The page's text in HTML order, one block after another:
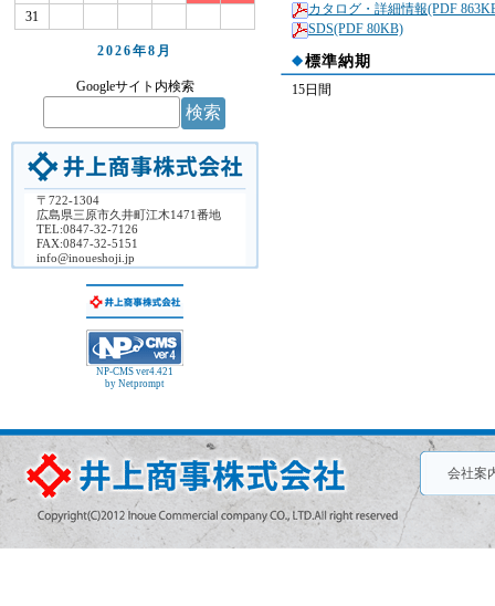
31
2026年8月
Googleサイト内検索
〒722-1304
広島県三原市久井町江木1471番地
TEL:0847-32-7126
FAX:0847-32-5151
info@inoueshoji.jp
NP-CMS ver4.421
by Netprompt
カタログ・詳細情報(PDF
SDS(PDF 80KB)
標準納期
15日間
会社案